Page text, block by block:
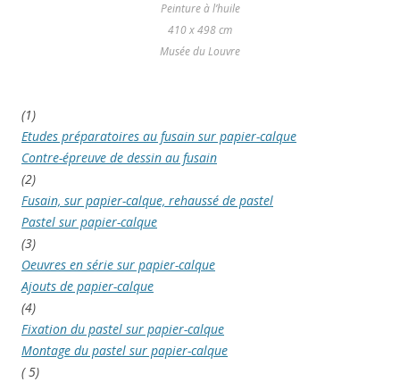
Peinture à l’huile
410 x 498 cm
Musée du Louvre
(1)
Etudes préparatoires au fusain sur papier-calque
Contre-épreuve de dessin au fusain
(2)
Fusain, sur papier-calque, rehaussé de pastel
Pastel sur papier-calque
(3)
Oeuvres en série sur papier-calque
Ajouts de papier-calque
(4)
Fixation du pastel sur papier-calque
Montage du pastel sur papier-calque
( 5)